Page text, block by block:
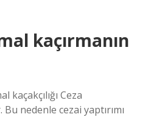
kaçırmanın
kaçakçılığı Ceza
nedenle cezai yaptırımı